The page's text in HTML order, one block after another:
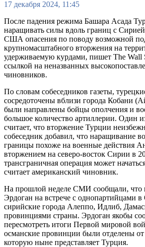
17 декабря 2024, 11:45
После падения режима Башара Асада
наращивать силы вдоль границ с
США опасения по поводу возможной
крупномасштабного вторжения на
удерживаемую курдами, пишет The Wall
ссылкой на неназванных
чиновников.
По словам собеседников газеты,
сосредоточены вблизи города Кобани
были направлены бойцы ополчения и
большое количество артиллерии. Один
считает, что вторжение Турции
собеседник добавил, что наращивание
границы похоже на военные действия
вторжением на северо-восток Сирии в
трансграничная операция может
считает американский чиновник.
На прошлой неделе СМИ сообщали, что
Эрдоган на встрече с однопартийцами в
сирийские города Алеппо, Идлиб,
провинциями страны. Эрдоган якобы
пересмотреть итоги Первой мировой
османские провинции были отделены
которую ныне представляет Турция.